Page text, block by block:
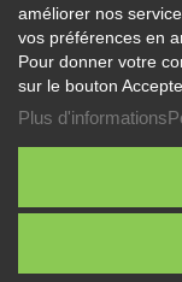
améliorer nos
vos préférences en
Pour donner votre
sur le bouton
Plus d'informations